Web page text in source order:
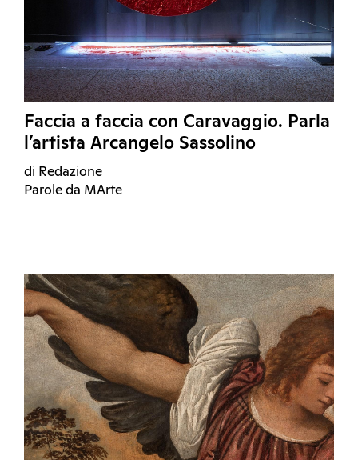
Faccia a faccia con Caravaggio. Parla
l’artista Arcangelo Sassolino
di Redazione
Parole da MArte